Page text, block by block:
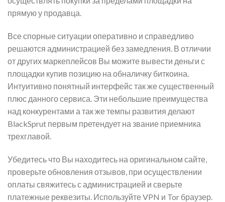
прямую у продавца.
Все спорные ситуации оперативно и справедливо
решаются администрацией без замедления. В отличии
от других маркеплейсов Вы можите вывести деньги с
площадки купив позицию на обналичку биткоина.
Интуитивно понятный интерфейс так же существенный
плюс данного сервиса. Эти небольшие преимущества
над конкурентами а так же темпы развития делают
BlackSprut первым претендует на звание приемника
трехглавой.
Убедитесь что Вы находитесь на оригинальном сайте,
проверьте обновления отзывов, при осуществлении
оплаты свяжитесь с администрацией и сверьте
платежные реквезиты. Используйте VPN и Tor браузер.